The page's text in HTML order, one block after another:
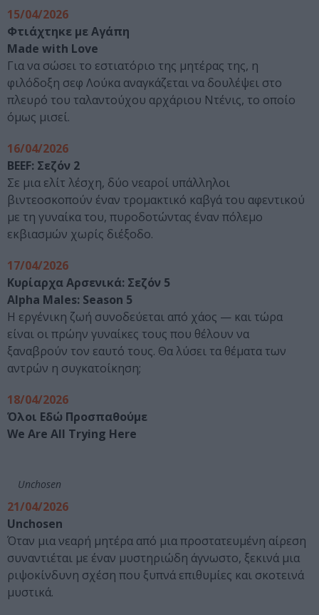
15/04/2026
Φτιάχτηκε με Αγάπη
Made with Love
Για να σώσει το εστιατόριο της μητέρας της, η
φιλόδοξη σεφ Λούκα αναγκάζεται να δουλέψει στο
πλευρό του ταλαντούχου αρχάριου Ντένις, το οποίο
όμως μισεί.
16/04/2026
BEEF: Σεζόν 2
Σε μια ελίτ λέσχη, δύο νεαροί υπάλληλοι
βιντεοσκοπούν έναν τρομακτικό καβγά του αφεντικού
με τη γυναίκα του, πυροδοτώντας έναν πόλεμο
εκβιασμών χωρίς διέξοδο.
17/04/2026
Κυρίαρχα Αρσενικά: Σεζόν 5
Alpha Males: Season 5
Η εργένικη ζωή συνοδεύεται από χάος — και τώρα
είναι οι πρώην γυναίκες τους που θέλουν να
ξαναβρούν τον εαυτό τους. Θα λύσει τα θέματα των
αντρών η συγκατοίκηση;
18/04/2026
Όλοι Εδώ Προσπαθούμε
We Are All Trying Here
Unchosen
21/04/2026
Unchosen
Όταν μια νεαρή μητέρα από μια προστατευμένη αίρεση
συναντιέται με έναν μυστηριώδη άγνωστο, ξεκινά μια
ριψοκίνδυνη σχέση που ξυπνά επιθυμίες και σκοτεινά
μυστικά.